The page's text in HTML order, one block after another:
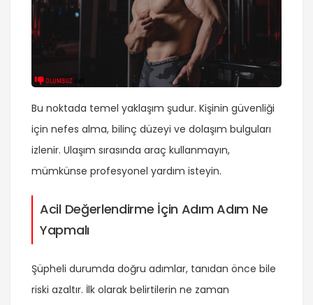
Bu noktada temel yaklaşım şudur. Kişinin güvenliği
için nefes alma, bilinç düzeyi ve dolaşım bulguları
izlenir. Ulaşım sırasında araç kullanmayın,
mümkünse profesyonel yardım isteyin.
Acil Değerlendirme İçin Adım Adım Ne
Yapmalı
Şüpheli durumda doğru adımlar, tanıdan önce bile
riski azaltır. İlk olarak belirtilerin ne zaman